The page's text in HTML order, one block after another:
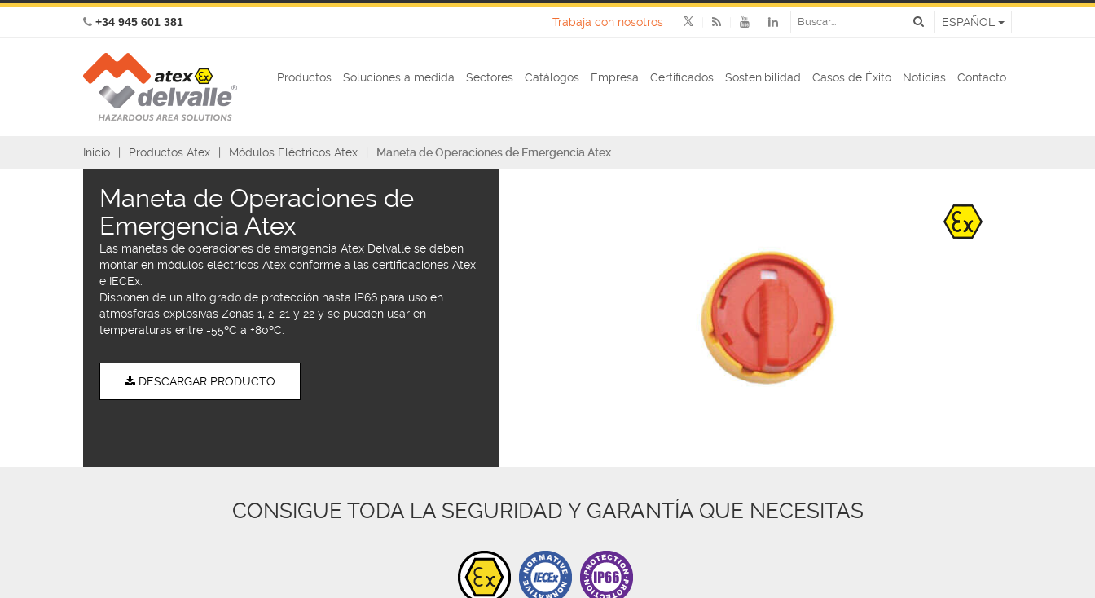
+34 945 601 381 Trabaja con nosotros ESPAÑOL
Productos Soluciones a medida Sectores Catálogos Empresa Certificados Sostenibilidad Casos de Éxito Noticias Contacto
Inicio Productos Atex Módulos Eléctricos Atex Maneta de Operaciones de Emergencia Atex
Maneta de Operaciones de
Emergencia Atex
Las manetas de operaciones de emergencia Atex Delvalle se deben
montar en módulos eléctricos Atex conforme a las certificaciones Atex
e IECEx.
Disponen de un alto grado de protección hasta IP66 para uso en
atmósferas explosivas Zonas 1, 2, 21 y 22 y se pueden usar en
temperaturas entre -55ºC a +80ºC.
DESCARGAR PRODUCTO
CONSIGUE TODA LA SEGURIDAD Y GARANTÍA QUE NECESITAS